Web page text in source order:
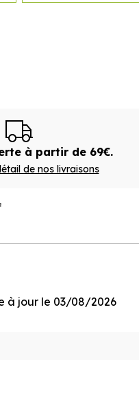
à partir de 69€.
de nos livraisons
à jour le 03/08/2026